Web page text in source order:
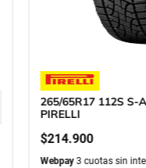
265/65R17 112S S-
PIRELLI
$214.900
Webpay 3 cuotas sin